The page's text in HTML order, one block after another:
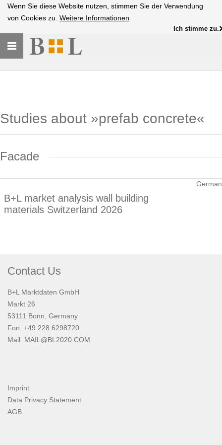
Wenn Sie diese Website nutzen, stimmen Sie der Verwendung
von Cookies zu. Weitere Informationen
Ich stimme zu.
Toggle
navigation
Studies about »prefab concrete«
Facade
B+L market analysis wall building
materials Switzerland 2026
German
Contact Us
B+L Marktdaten GmbH
Markt 26
53111 Bonn, Germany
Fon: +49 228 6298720
Mail: MAIL@BL2020.COM
Imprint
Data Privacy Statement
AGB